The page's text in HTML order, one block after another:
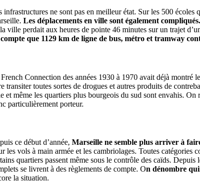
infrastructures ne sont pas en meilleur état. Sur les 500
Les déplacements en ville sont également compliqués.
ville perdait aux heures de pointe 46 minutes sur un trajet
que 1129 km de ligne de bus, métro et tramway
Connection des années 1930 à 1970 avait déjà montré
transiter toutes sortes de drogues et autres produits de
et même les quartiers plus bourgeois du sud sont envahis.
particulièrement porteur.
ce début d’année,Marseille ne semble plus arriver à
les vols à main armée et les cambriolages. Toutes
quartiers passent même sous le contrôle des caïds.
se livrent à des règlements de compte. On dénombre
la situation.